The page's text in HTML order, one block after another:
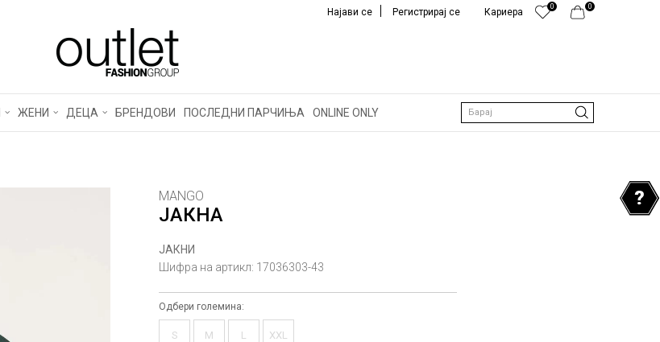
0
0
Кариера
Најави се Регистрирај се
ЖЕНИ ДЕЦА БРЕНДОВИ ПОСЛЕДНИ ПАРЧИЊА ONLINE ONLY Барај
MANGO
ЈАКНА
ЈАКНИ
Шифра на артикл: 17036303-43
Одбери големина:
S M L XXL